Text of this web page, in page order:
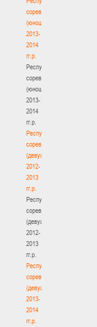
соревнования
(юноши)
2013-
2014
гг.р.
Республиканские
соревнования
(юноши)
2013-
2014
гг.р.
Республиканские
соревнования
(девушки)
2012-
2013
гг.р.
Республиканские
соревнования
(девушки)
2012-
2013
гг.р.
Республиканские
соревнования
(девушки)
2013-
2014
гг.р.